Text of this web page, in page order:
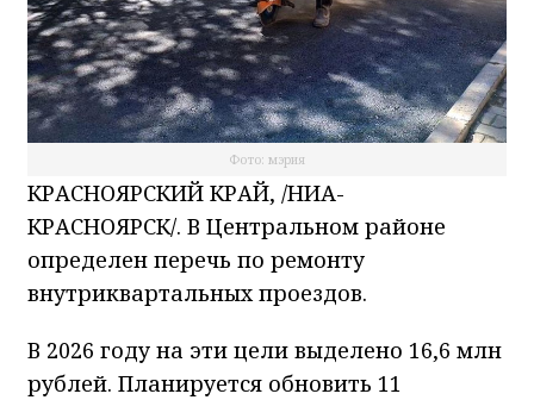
Фото: мэрия
КРАСНОЯРСКИЙ КРАЙ, /НИА-
КРАСНОЯРСК/. В Центральном районе
определен перечь по ремонту
внутриквартальных проездов.
В 2026 году на эти цели выделено 16,6 млн
рублей. Планируется обновить 11